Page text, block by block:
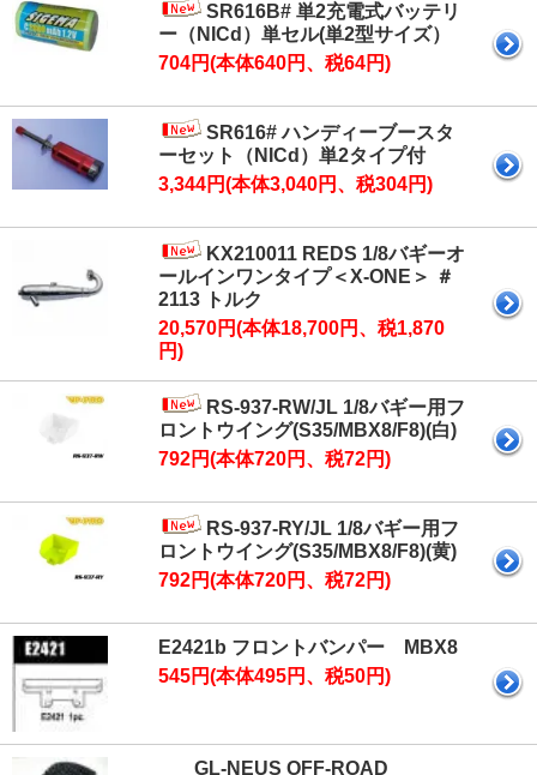
SR616B# 単2充電式バッテリ
ー（NICd）単セル(単2型サイズ）
704円(本体640円、税64円)
SR616# ハンディーブースタ
ーセット（NICd）単2タイプ付
3,344円(本体3,040円、税304円)
KX210011 REDS 1/8バギーオ
ールインワンタイプ＜X-ONE＞ ＃
2113 トルク
20,570円(本体18,700円、税1,870
円)
RS-937-RW/JL 1/8バギー用フ
ロントウイング(S35/MBX8/F8)(白)
792円(本体720円、税72円)
RS-937-RY/JL 1/8バギー用フ
ロントウイング(S35/MBX8/F8)(黄)
792円(本体720円、税72円)
E2421b フロントバンパー MBX8
545円(本体495円、税50円)
GL-NEUS OFF-ROAD